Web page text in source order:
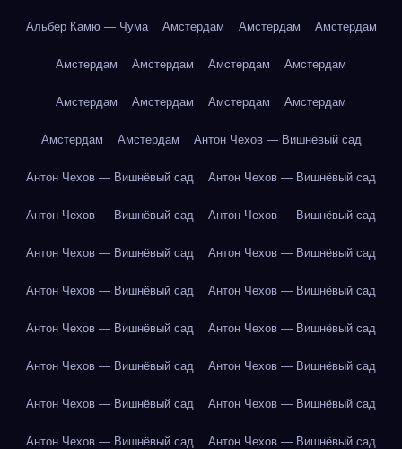
Альбер Камю — Чума Амстердам Амстердам Амстердам
Амстердам Амстердам Амстердам Амстердам
Амстердам Амстердам Амстердам Амстердам
Амстердам Амстердам Антон Чехов — Вишнёвый сад
Антон Чехов — Вишнёвый сад Антон Чехов — Вишнёвый сад
Антон Чехов — Вишнёвый сад Антон Чехов — Вишнёвый сад
Антон Чехов — Вишнёвый сад Антон Чехов — Вишнёвый сад
Антон Чехов — Вишнёвый сад Антон Чехов — Вишнёвый сад
Антон Чехов — Вишнёвый сад Антон Чехов — Вишнёвый сад
Антон Чехов — Вишнёвый сад Антон Чехов — Вишнёвый сад
Антон Чехов — Вишнёвый сад Антон Чехов — Вишнёвый сад
Антон Чехов — Вишнёвый сад Антон Чехов — Вишнёвый сад